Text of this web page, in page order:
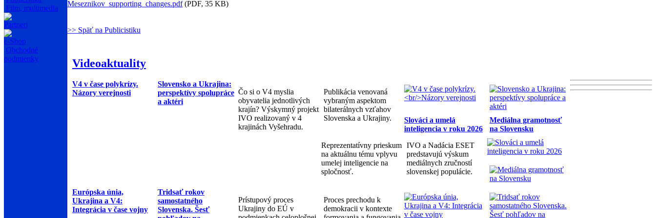
Film, multimedia
Partneri
e-Shop
Obchodné
podmienky
Meseznikov_supporting_changes.pdf(PDF, 35 KB)
>> Späť na Publicistiku
Videoaktuality
V4 v čase polykrízy.
Názory verejnosti
Slovensko a Ukrajina:
perspektívy spolupráce
a aktéri
Čo si o V4 myslia
obyvatelia jednotlivých
krajín? Výskymný projekt
IVO realizovaný v 4
krajinách Vyšehradu.
Publikácia venovaná
vybraným aspektom
bilaterálnych vzťahov
Slovenska a Ukrajiny.
Slováci a umelá
inteligencia v roku 2026
Mediálna gramotnosť
na Slovensku
Reprezentatívny prieskum
na aktuálnu tému vplyvu
umelej inteligencie na
spločnosť.
IVO a Nadácia ESET
predstavujú výskum
mediálnych zručností
slovenskej populácie.
Európska únia,
Ukrajina a V4:
Integrácia v čase vojny
Tridsať rokov
samostatného
Slovenska. Šesť
Prístupový proces
Ukrajiny do EÚ v
Proces prechodu k
demokracii v kontexte